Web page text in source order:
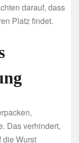
darauf, dass
Platz findet.
Das verhindert,
die Wurst